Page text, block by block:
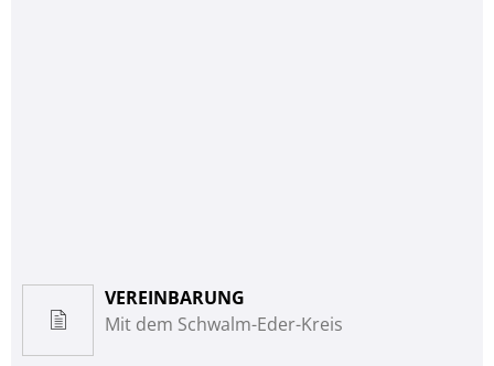
VEREINBARUNG
Mit dem Schwalm-Eder-Kreis